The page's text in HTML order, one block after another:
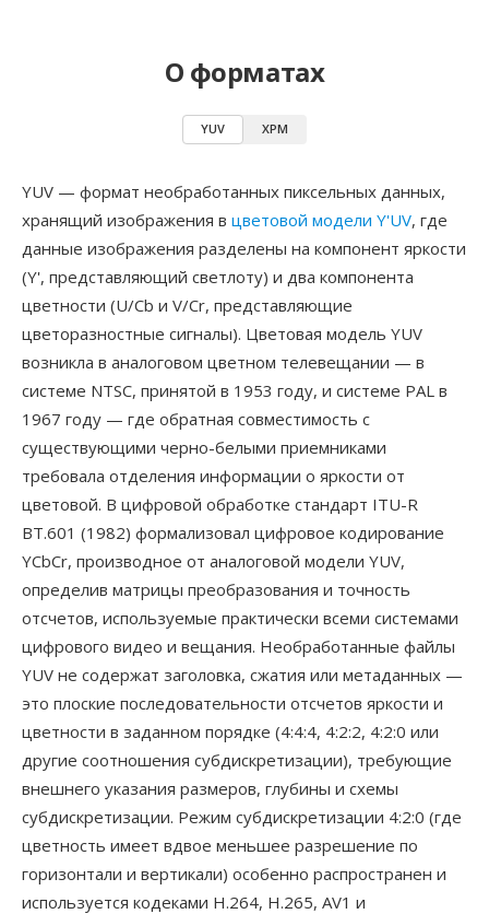
О форматах
YUV XPM
YUV — формат необработанных пиксельных данных,
хранящий изображения в цветовой модели Y'UV, где
данные изображения разделены на компонент яркости
(Y', представляющий светлоту) и два компонента
цветности (U/Cb и V/Cr, представляющие
цветоразностные сигналы). Цветовая модель YUV
возникла в аналоговом цветном телевещании — в
системе NTSC, принятой в 1953 году, и системе PAL в
1967 году — где обратная совместимость с
существующими черно-белыми приемниками
требовала отделения информации о яркости от
цветовой. В цифровой обработке стандарт ITU-R
BT.601 (1982) формализовал цифровое кодирование
YCbCr, производное от аналоговой модели YUV,
определив матрицы преобразования и точность
отсчетов, используемые практически всеми системами
цифрового видео и вещания. Необработанные файлы
YUV не содержат заголовка, сжатия или метаданных —
это плоские последовательности отсчетов яркости и
цветности в заданном порядке (4:4:4, 4:2:2, 4:2:0 или
другие соотношения субдискретизации), требующие
внешнего указания размеров, глубины и схемы
субдискретизации. Режим субдискретизации 4:2:0 (где
цветность имеет вдвое меньшее разрешение по
горизонтали и вертикали) особенно распространен и
используется кодеками H.264, H.265, AV1 и